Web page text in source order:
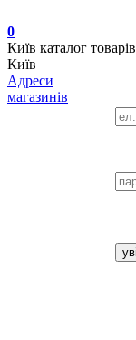
0
Київ каталог товарів
Київ
Адреси
магазинів